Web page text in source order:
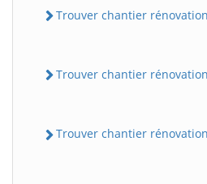
Trouver chantier
Trouver chantier rénovation
Trouver chantier rénovation